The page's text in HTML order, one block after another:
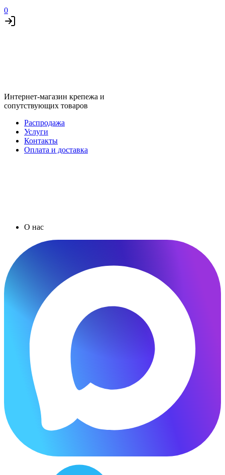
0
Интернет-магазин крепежа и
сопутствующих товаров
Распродажа
Услуги
Контакты
Оплата и доставка
О нас